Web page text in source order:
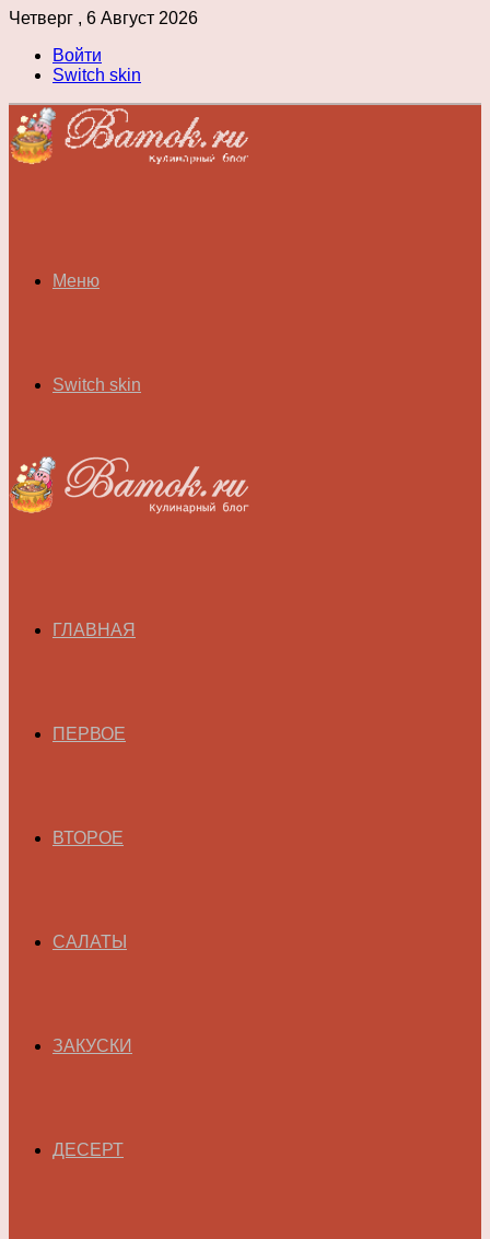
Четверг , 6 Август 2026
Войти
Switch skin
Меню
Switch skin
ГЛАВНАЯ
ПЕРВОЕ
ВТОРОЕ
САЛАТЫ
ЗАКУСКИ
ДЕСЕРТ